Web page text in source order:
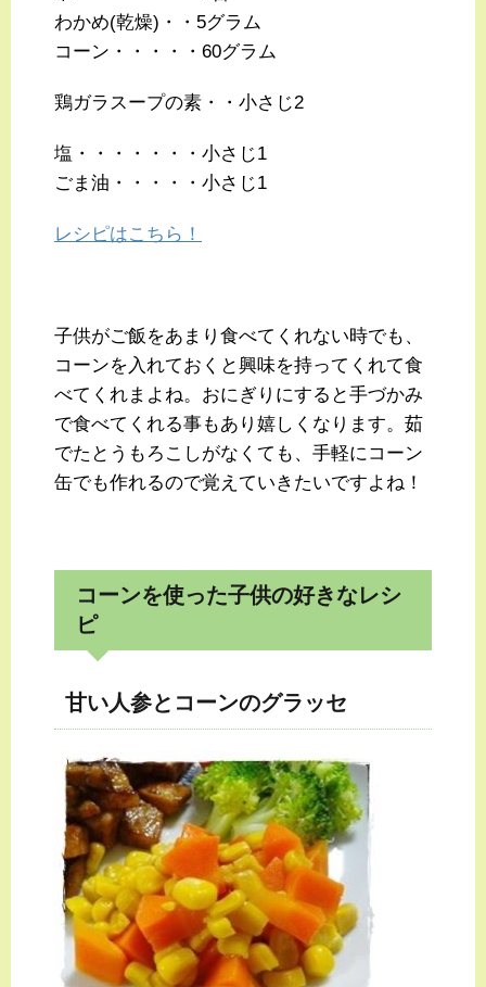
わかめ(乾燥)・・5グラム
コーン・・・・・60グラム
鶏ガラスープの素・・小さじ2
塩・・・・・・・小さじ1
ごま油・・・・・小さじ1
レシピはこちら！
子供がご飯をあまり食べてくれない時でも、
コーンを入れておくと興味を持ってくれて食
べてくれまよね。おにぎりにすると手づかみ
で食べてくれる事もあり嬉しくなります。茹
でたとうもろこしがなくても、手軽にコーン
缶でも作れるので覚えていきたいですよね！
コーンを使った子供の好きなレシ
ピ
甘い人参とコーンのグラッセ